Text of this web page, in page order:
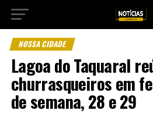
NOSSA CIDADE
Lagoa do Taquaral
churrasqueiros em
de semana, 28 e 29